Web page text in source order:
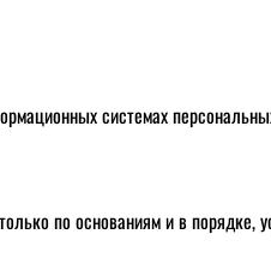
системах
по основаниям и в порядке,